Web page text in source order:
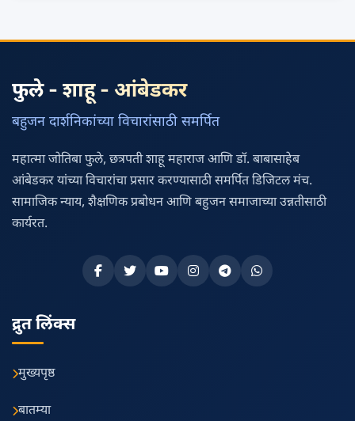
फुले - शाहू - आंबेडकर
बहुजन दार्शनिकांच्या विचारांसाठी समर्पित
महात्मा जोतिबा फुले, छत्रपती शाहू महाराज आणि डॉ. बाबासाहेब
आंबेडकर यांच्या विचारांचा प्रसार करण्यासाठी समर्पित डिजिटल मंच.
सामाजिक न्याय, शैक्षणिक प्रबोधन आणि बहुजन समाजाच्या उन्नतीसाठी
कार्यरत.
द्रुत लिंक्स
मुख्यपृष्ठ
बातम्या